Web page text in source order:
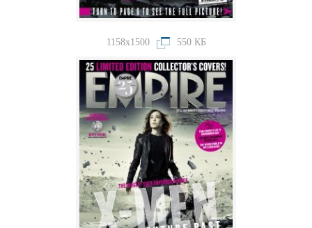
1158x1500 550 КБ